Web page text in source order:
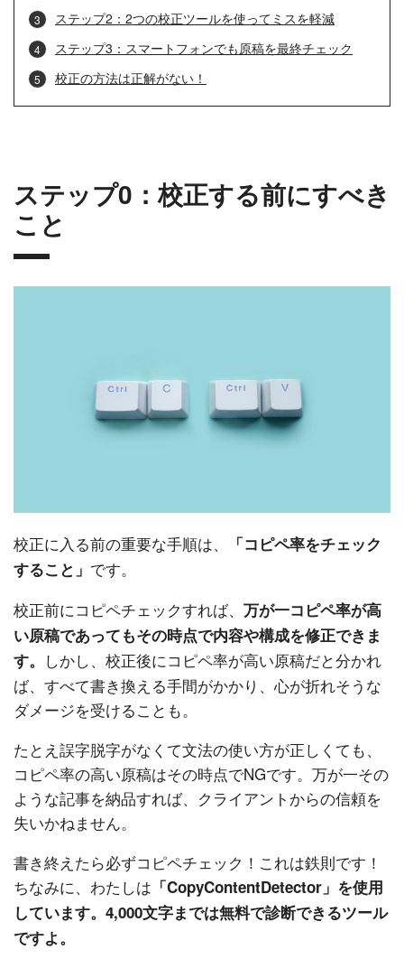
ステップ2：2つの校正ツールを使ってミスを軽減
ステップ3：スマートフォンでも原稿を最終チェック
校正の方法は正解がない！
ステップ0：校正する前にすべき
こと
校正に入る前の重要な手順は、
「コピペ率をチェック
すること」 です。
校正前にコピペチェックすれば、 万が一コピペ率が高
い原稿であってもその時点で内容や構成を修正できま
す。 しかし、校正後にコピペ率が高い原稿だと分かれ
ば、すべて書き換える手間がかかり、心が折れそうな
ダメージを受けることも。
たとえ誤字脱字がなくて文法の使い方が正しくても、
コピペ率の高い原稿はその時点でNGです。万が一その
ような記事を納品すれば、クライアントからの信頼を
失いかねません。
書き終えたら必ずコピペチェック！これは鉄則です！
ちなみに、わたしは 「CopyContentDetector」を使用
しています。4,000文字までは無料で診断できるツール
ですよ。